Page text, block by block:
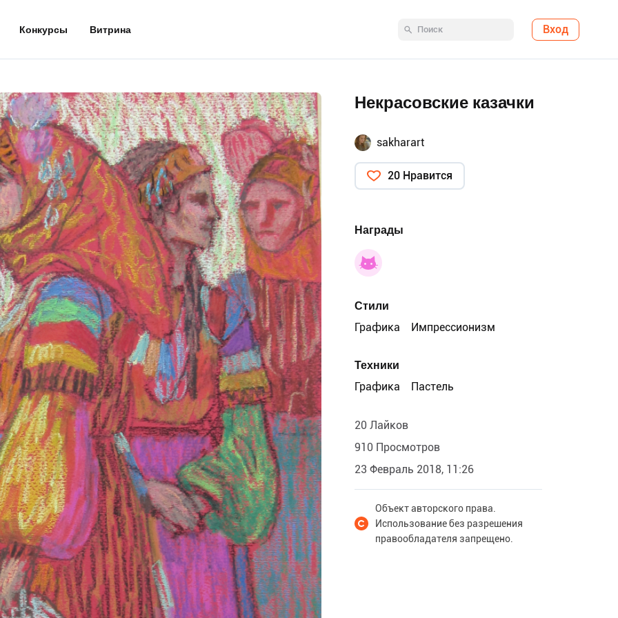
Конкурсы Витрина Вход
Некрасовские казачки
sakharart
20 Нравится
Награды
Стили
Графика
Импрессионизм
Техники
Графика
Пастель
20 Лайков
910 Просмотров
23 Февраль 2018, 11:26
Объект авторского права.
Использование без разрешения
правообладателя запрещено.